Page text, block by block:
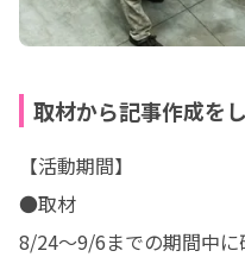
取材から記事作成を
【活動期間】
●取材
8/24～9/6までの期間中に